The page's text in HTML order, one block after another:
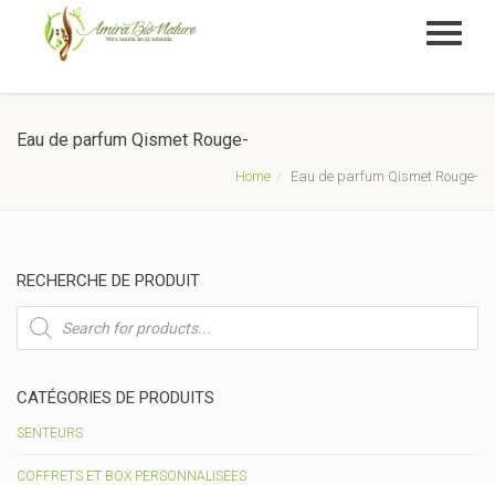
Eau de parfum Qismet Rouge-
Home Eau de parfum Qismet Rouge-
RECHERCHE DE PRODUIT
Recherche
de
produits
CATÉGORIES DE PRODUITS
SENTEURS
COFFRETS ET BOX PERSONNALISEES